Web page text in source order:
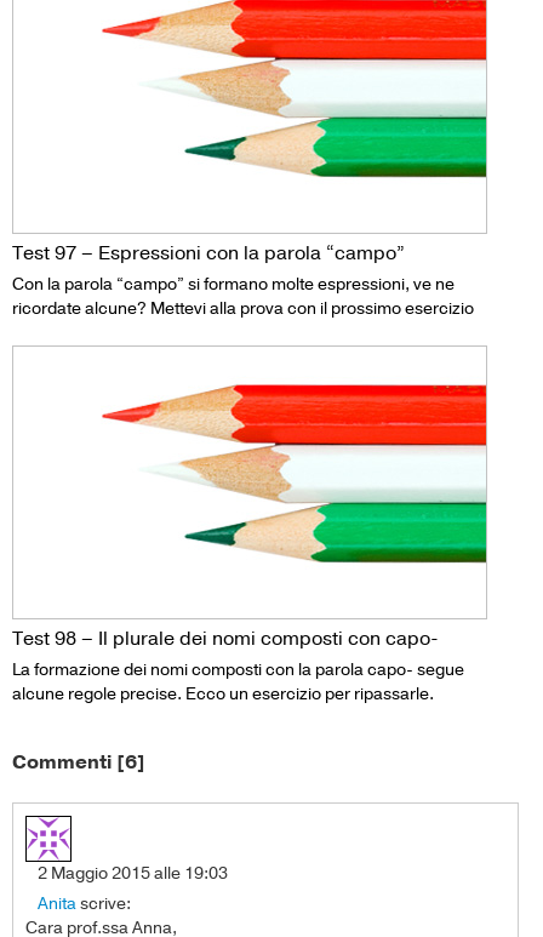
Test 97 – Espressioni con la parola “campo”
Con la parola “campo” si formano molte espressioni, ve ne
ricordate alcune? Mettevi alla prova con il prossimo esercizio
Test 98 – Il plurale dei nomi composti con capo-
La formazione dei nomi composti con la parola capo- segue
alcune regole precise. Ecco un esercizio per ripassarle.
Commenti [6]
2 Maggio 2015 alle 19:03
Anitascrive:
Cara prof.ssa Anna,